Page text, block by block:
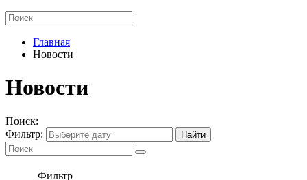
Главная
Новости
Новости
Поиск:
Фильтр:
Фильтр